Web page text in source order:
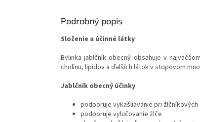
Podrobný popis
Složenie a účinné látky
Bylinka jablčník obecný obsahuje v
cholínu, lipidov a ďalších látok v stopovom
Jablčník obecný účinky
podporuje vykašliavanie pri
podporuje vylučovanie žlče